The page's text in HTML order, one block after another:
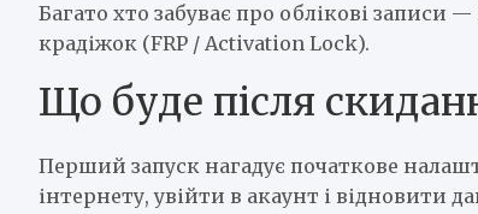
Багато хто забуває про облікові записи
крадіжок (FRP / Activation Lock).
Що буде після
Перший запуск нагадує початкове
інтернету, увійти в акаунт і відновити